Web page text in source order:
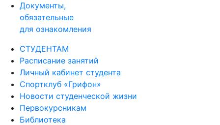
Документы,
обязательные
для ознакомления
СТУДЕНТАМ
Расписание занятий
Личный кабинет студента
Спортклуб «Грифон»
Новости студенческой жизни
Первокурсникам
Библиотека